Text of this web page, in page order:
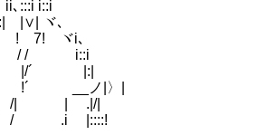
､:::i i::i
|∨| ヾ､
´ ! 7! ヾi､
|::| / / i::i
!::! |/´ |:|
|:| !´ __ノ|〉|
i:| /| | .|/|
.|:|/ / .i |::::!
苦労するハメになった件について (48)